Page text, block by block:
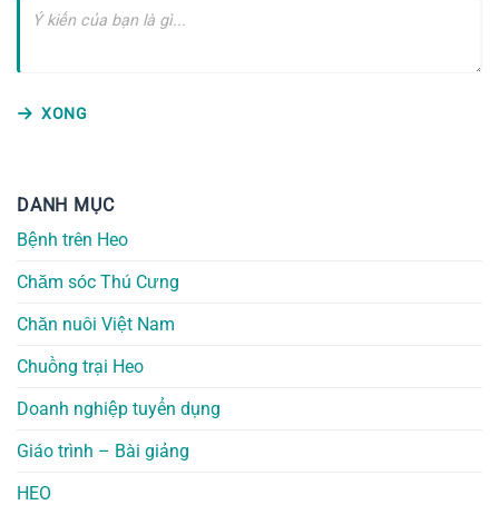
XONG
DANH MỤC
Bệnh trên Heo
Chăm sóc Thú Cưng
Chăn nuôi Việt Nam
Chuồng trại Heo
Doanh nghiệp tuyển dụng
Giáo trình – Bài giảng
HEO